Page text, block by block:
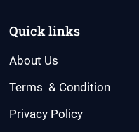
Quick links
About Us
Terms & Condition
Privacy Policy